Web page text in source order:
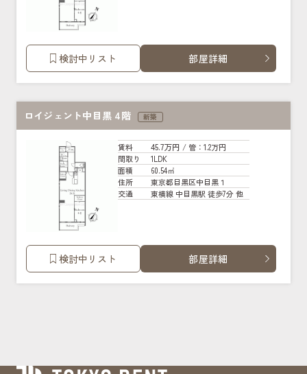
検討中リスト 部屋詳細
ロイジェント中目黒 4階 新築
賃料 45.7万円 / 管：1.2万円
間取り
1LDK
面積
60.54㎡
住所
東京都目黒区中目黒１
交通
東横線 中目黒駅 徒歩7分 他
検討中リスト 部屋詳細